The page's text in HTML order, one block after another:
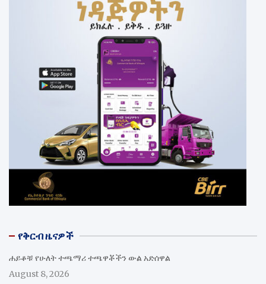
የቅርብ ዜናዎች
ሐይቆቹ የሁለት ተጫማሪ ተጫዋቾችን ውል አድሰዋል
August 8, 2026